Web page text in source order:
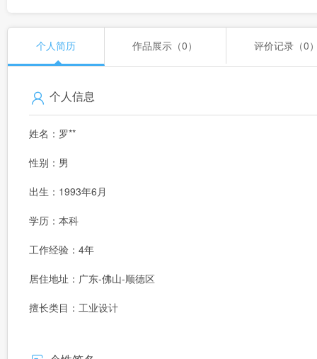
个人简历 作品展示（0） 评价记录（0
个人信息
姓名：罗**
性别：男
出生：1993年6月
学历：本科
工作经验：4年
居住地址：广东-佛山-顺德区
擅长类目：工业设计